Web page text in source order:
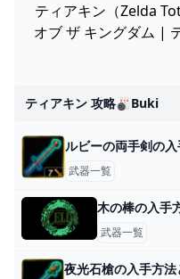
ティアキン（Zelda
オブ ザ キングダム |
ティアキン 攻略🎳buki
ルビーの両手剣の
武器一覧
木の棒の入手
武器一覧
夜光石槍の入手方